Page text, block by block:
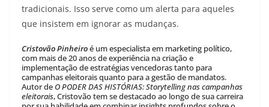
tradicionais. Isso serve como um alerta para aqueles
que insistem em ignorar as mudanças.
Cristovão Pinheiroé um especialista em marketing político,
com mais de 20 anos de experiência na criação e
implementação de estratégias vencedoras tanto para
campanhas eleitorais quanto para a gestão de mandatos.
Autor de O PODER DAS HISTÓRIAS: Storytelling nas campanhas
eleitorais, Cristovão tem se destacado ao longo de sua carreira